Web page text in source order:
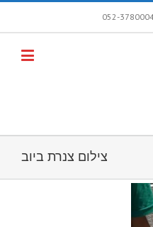
פתח
צילום צנרת ביוב